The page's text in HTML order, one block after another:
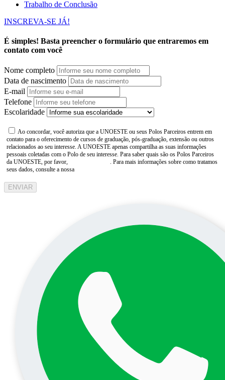
Trabalho de Conclusão
INSCREVA-SE JÁ!
É simples! Basta preencher o formulário que entraremos em
contato com você
Nome completo
Data de nascimento
E-mail
Telefone
Escolaridade
Ao concordar, você autoriza que a UNOESTE ou seus Polos Parceiros entrem em
contato para o oferecimento de cursos de graduação, pós-graduação, extensão ou outros
relacionados ao seu interesse. A UNOESTE apenas compartilha as suas informações
pessoais coletadas com o Polo de seu interesse. Para saber quais são os Polos Parceiros
da UNOESTE, por favor,
. Para mais informações sobre como tratamos
seus dados, consulte a nossa
ENVIAR